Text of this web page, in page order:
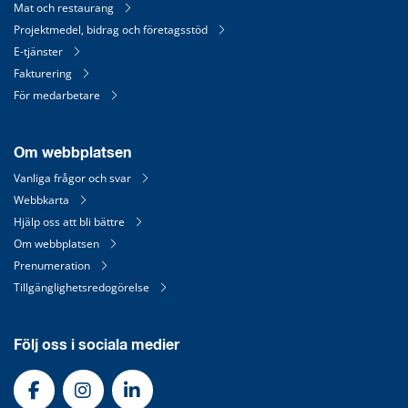
Mat och restaurang
Projektmedel, bidrag och företagsstöd
E-tjänster
Fakturering
För medarbetare
Om webbplatsen
Vanliga frågor och svar
Webbkarta
Hjälp oss att bli bättre
Om webbplatsen
Prenumeration
Tillgänglighetsredogörelse
Följ oss i sociala medier